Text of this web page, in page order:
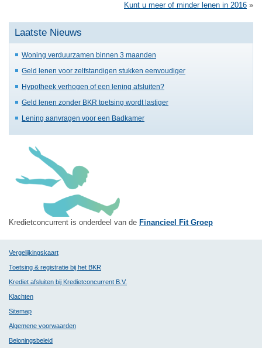
Kunt u meer of minder lenen in 2016 »
Laatste Nieuws
Woning verduurzamen binnen 3 maanden
Geld lenen voor zelfstandigen stukken eenvoudiger
Hypotheek verhogen of een lening afsluiten?
Geld lenen zonder BKR toetsing wordt lastiger
Lening aanvragen voor een Badkamer
Kredietconcurrent is onderdeel van de Financieel Fit Groep
Vergelijkingskaart
Toetsing & registratie bij het BKR
Krediet afsluiten bij Kredietconcurrent B.V.
Klachten
Sitemap
Algemene voorwaarden
Beloningsbeleid